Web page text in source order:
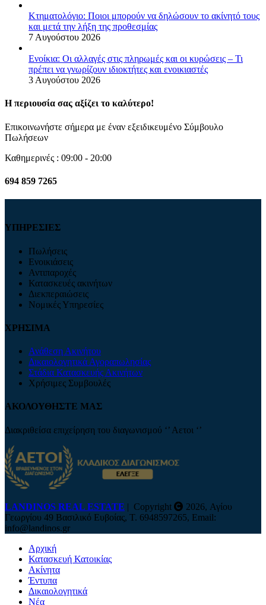
Κτηματολόγιο: Ποιοι μπορούν να δηλώσουν το ακίνητό τους
και μετά την λήξη της προθεσμίας
7 Αυγούστου 2026
Ενοίκια: Οι αλλαγές στις πληρωμές και οι κυρώσεις – Τι
πρέπει να γνωρίζουν ιδιοκτήτες και ενοικιαστές
3 Αυγούστου 2026
Η περιουσία σας αξίζει το καλύτερο!
Επικοινωνήστε σήμερα με έναν εξειδικευμένο Σύμβουλο
Πωλήσεων
Καθημερινές : 09:00 - 20:00
694 859 7265
ΥΠΗΡΕΣΙΕΣ
Πωλήσεις
Ενοικιάσεις
Αντιπαροχές
Κατασκευές ακινήτων
Διεκπεραιώσεις
Νομικές Υπηρεσίες
ΧΡΗΣΙΜΑ
Ανάθεση Ακινήτου
Δικαιολογητικά Αγοραπωλησίας
Στάδια Κατασκευής Ακινήτων
Χρήσιμες Συμβουλές
ΑΚΟΛΟΥΘΗΣΤΕ ΜΑΣ
Διακριθείσα επιχείρηση του διαγωνισμού ‘’ Αετοι ‘’
LANDINOS REAL ESTATE | Copyright
2026, Αγίου
Γεωργίου 49 Βασιλικό Ευβοίας, Τ. 6948597265, Email:
info@landinos.gr
Αρχική
Κατασκευή Κατοικίας
Ακίνητα
Έντυπα
Δικαιολογητικά
Νέα